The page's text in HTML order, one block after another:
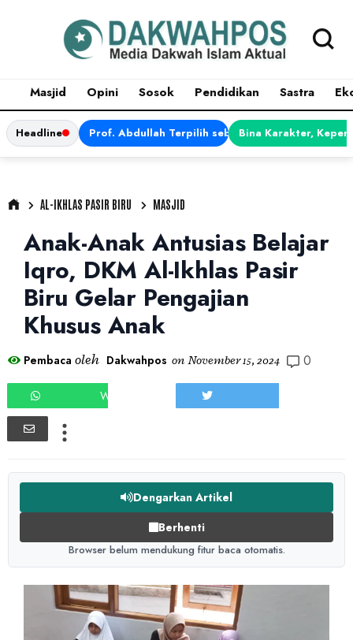
Masjid Opini Sosok Pendidikan Sastra
Headline Prof. Abdullah Terpilih sebagai Ketua APDII
Bina Karakter,
AL-IKHLAS PASIR BIRU MASJID
Anak-Anak Antusias Belajar
Iqro, DKM Al-Ikhlas Pasir
Biru Gelar Pengajian
Khusus Anak
Pembaca oleh Dakwahpos on November 15, 2024 0
WHATSAPP
Dengarkan Artikel
Berhenti
Browser belum mendukung fitur baca otomatis.